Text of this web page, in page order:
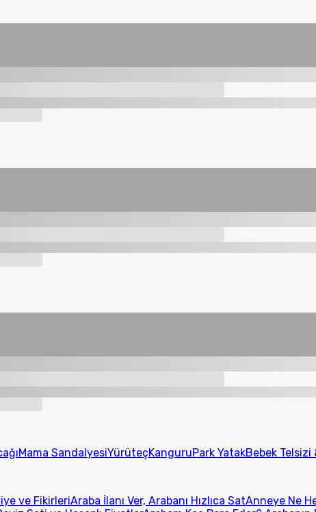
Mama SandalyesiYürüteçKanguruPark YatakBebek Telsizi
ve FikirleriAraba İlanı Ver, Arabanı Hızlıca SatAnneye Ne